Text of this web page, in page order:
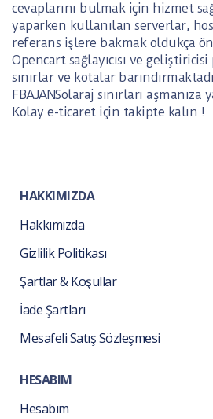
cevaplarını bulmak için hizmet
yaparken kullanılan serverlar,
referans işlere bakmak oldukça
Opencart sağlayıcısı ve
sınırlar ve kotalar
FBAJANSolaraj sınırları aşmanıza
Kolay e-ticaret için takipte kalın !
HAKKIMIZDA
Hakkımızda
Gizlilik Politikası
Şartlar & Koşullar
İade Şartları
Mesafeli Satış Sözleşmesi
HESABIM
Hesabım